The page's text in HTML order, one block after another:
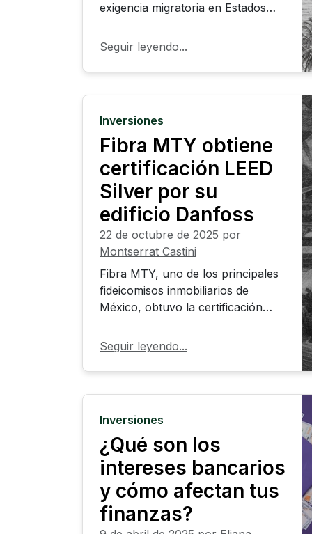
exigencia migratoria en Estados
A través del programa EB-5 y del
ofrece una alternativa de inversión
que combina generación de
diversificación patrimonial
internacional bajo un marco
regulatorio formal.
Seguir leyendo...
Inversiones
Fibra MTY obtiene
certificación LEED
Silver por su
edificio Danfoss
22 de octubre de 2025 por
Montserrat Castini
Fibra MTY, uno de los principales
fideicomisos inmobiliarios de
México, obtuvo la certificación
inmueble construido para Danfoss
consolidando un nuevo estándar
en el desarrollo industrial
reconocimiento fue otorgado por
el Green Business Certification Inc.
(GBCI) bajo la categoría LEED
BD+C: Core and Shell, y posiciona
al proyecto como un referente en
eficiencia energética y
responsabilidad ambiental dentro
Seguir leyendo...
Inversiones
¿Qué son los
intereses bancarios
y cómo afectan tus
finanzas?